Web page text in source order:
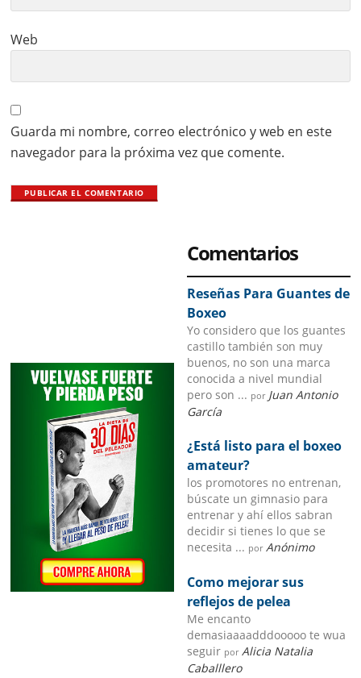
Web
Guarda mi nombre, correo electrónico y web en este
navegador para la próxima vez que comente.
Comentarios
Reseñas Para Guantes de
Boxeo
Yo considero que los guantes
castillo también son muy
buenos, no son una marca
conocida a nivel mundial
pero son ... por Juan Antonio
García
¿Está listo para el boxeo
amateur?
los promotores no entrenan,
búscate un gimnasio para
entrenar y ahí ellos sabran
decidir si tienes lo que se
necesita ... por Anónimo
Como mejorar sus
reflejos de pelea
Me encanto
demasiaaaadddooooo te wua
seguir por Alicia Natalia
Caballlero